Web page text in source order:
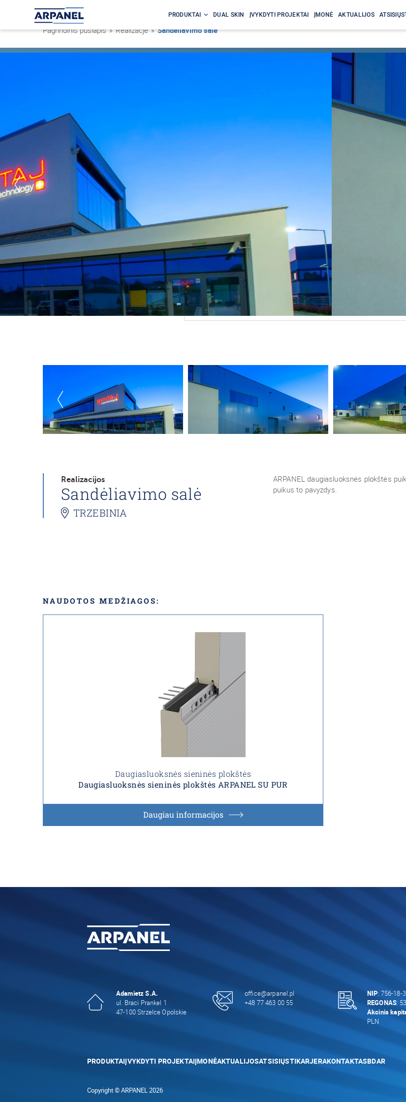
PRODUKTAI DUAL SKIN ĮVYKDYTI PROJEKTAI ĮMONĖ AKTUALIJOS
Pagrindinis puslapis » Realizacje »Sandėliavimo salė
Realizacijos
Sandėliavimo salė
TRZEBINIA
ARPANEL daugiasluoksnės plokštės
puikus to pavyzdys.
NAUDOTOS MEDŽIAGOS:
Daugiasluoksnės sieninės plokštės
Daugiasluoksnės sieninės plokštės ARPANEL SU PUR
Daugiau informacijos
Adamietz S.A.
ul. Braci Prankel 1
47-100 Strzelce Opolskie
office@arpanel.pl
+48 77 463 00 55
NIP: 756-18-
REGONAS:
Akcinis
PLN
PRODUKTAIĮVYKDYTI PROJEKTAIĮMONĖAKTUALIJOSATSISIŲSTIKARJERAKONTAKTASBDAR
Copyright © ARPANEL 2026